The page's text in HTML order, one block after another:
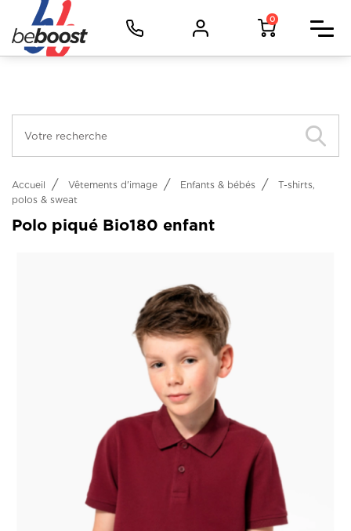
Facebook (Customer Chat) est désactivé. Autoriser
0
Vêtements d'image
Vêtements de travail
Objets
Métiers
Accueil Vêtements d'image Enfants & bébés
T-shirts,
polos & sweat
Polo piqué Bio180 enfant
Panneau de gestion des cookies